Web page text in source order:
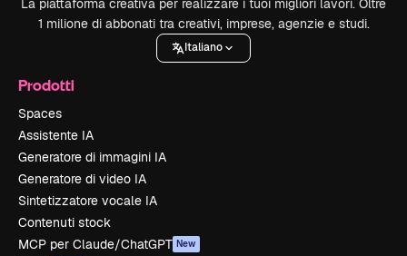
La piattaforma creativa per realizzare i tuoi migliori lavori. Oltre
1 milione di abbonati tra creativi, imprese, agenzie e studi.
Italiano
Prodotti
Spaces
Assistente IA
Generatore di immagini IA
Generatore di video IA
Sintetizzatore vocale IA
Contenuti stock
MCP per Claude/ChatGPT New